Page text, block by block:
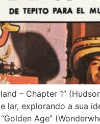
– Chapter 1”
lar, explorando a sua
Age”